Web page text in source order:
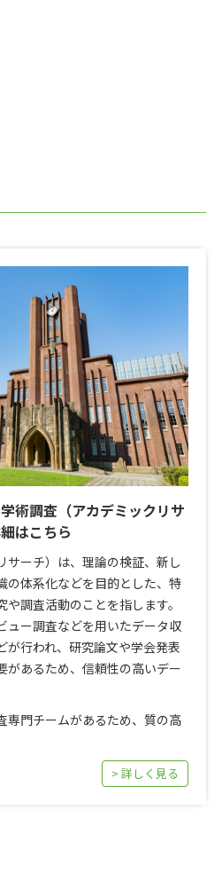
術調査（アカデミックリサ
はこちら
サーチ）は、理論の検証、新し
の体系化などを目的とした、特
調査活動のことを指します。
ュー調査などを用いたデータ収
が行われ、研究論文や学会発表
があるため、信頼性の高いデー
専門チームがあるため、質の高
> 詳しく見る